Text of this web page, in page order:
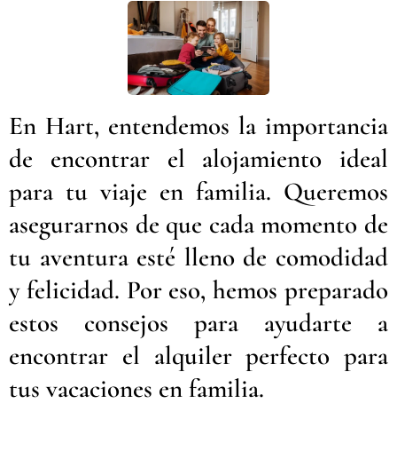
En Hart, entendemos la importancia
de encontrar el alojamiento ideal
para tu viaje en familia. Queremos
asegurarnos de que cada momento de
tu aventura esté lleno de comodidad
y felicidad. Por eso, hemos preparado
estos consejos para ayudarte a
encontrar el alquiler perfecto para
tus vacaciones en familia.